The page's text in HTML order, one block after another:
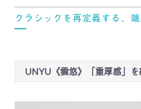
クラシックを再定義する、
UNYU《雲悠》「重厚感」